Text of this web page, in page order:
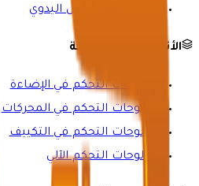
مفاتيح التحويل اليدوي
الأنظمة المتخصصة
لوحات التحكم في الإضاءة
لوحات التحكم في المحركات
لوحات التحكم في التكييف
لوحات التحكم الآلي